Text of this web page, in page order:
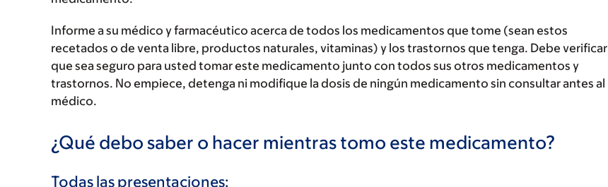
Informe a su médico y farmacéutico acerca de todos los medicamentos que tome (sean estos
recetados o de venta libre, productos naturales, vitaminas) y los trastornos que tenga. Debe verificar
que sea seguro para usted tomar este medicamento junto con todos sus otros medicamentos y
trastornos. No empiece, detenga ni modifique la dosis de ningún medicamento sin consultar antes al
médico.
¿Qué debo saber o hacer mientras tomo este medicamento?
Todas las presentaciones: